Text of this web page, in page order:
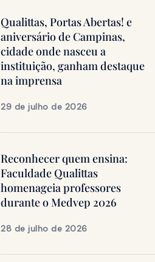
Qualittas, Portas Abertas! e
aniversário de Campinas,
cidade onde nasceu a
instituição, ganham destaque
na imprensa
29 de julho de 2026
Reconhecer quem ensina:
Faculdade Qualittas
homenageia professores
durante o Medvep 2026
28 de julho de 2026